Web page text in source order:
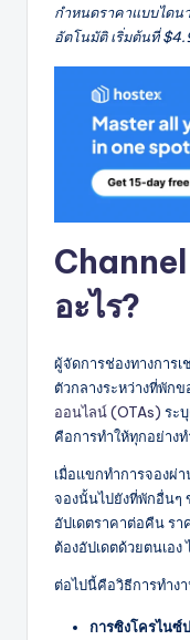
กำหนดราคาแบบไดน
อัตโนมัติ เริ่มต้นที่
อะไร?
ผู้จัดการช่องทางการ
ตัวกลางระหว่างที่พัก
ออนไลน์ (OTAs) ระ
คือการทำให้ทุกอย่าง
เมื่อแขกทำการจองผ่
จองนั้นไปยังที่พักอื่น
อัปเดตราคาต่อคืน ร
ต้องอัปเดตด้วยตนเอ
ต่อไปนี้คือวิธีการทำง
การซิงโครไนซ์